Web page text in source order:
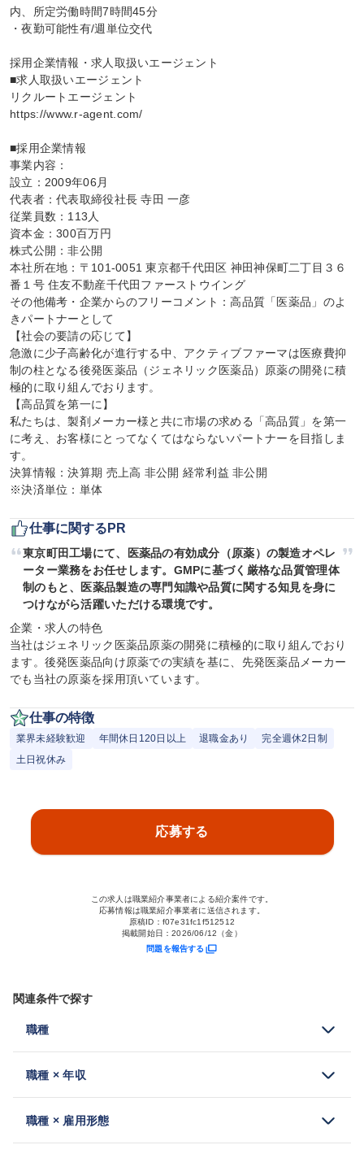
内、所定労働時間7時間45分
・夜勤可能性有/週単位交代
採用企業情報・求人取扱いエージェント
■求人取扱いエージェント
リクルートエージェント
https://www.r-agent.com/
■採用企業情報
事業内容：
設立：2009年06月
代表者：代表取締役社長 寺田 一彦
従業員数：113人
資本金：300百万円
株式公開：非公開
本社所在地：〒101-0051 東京都千代田区 神田神保町二丁目３６
番１号 住友不動産千代田ファーストウイング
その他備考・企業からのフリーコメント：高品質「医薬品」のよ
きパートナーとして
【社会の要請の応じて】
急激に少子高齢化が進行する中、アクティブファーマは医療費抑
制の柱となる後発医薬品（ジェネリック医薬品）原薬の開発に積
極的に取り組んでおります。
【高品質を第一に】
私たちは、製剤メーカー様と共に市場の求める「高品質」を第一
に考え、お客様にとってなくてはならないパートナーを目指しま
す。
決算情報：決算期 売上高 非公開 経常利益 非公開
※決済単位：単体
仕事に関するPR
東京町田工場にて、医薬品の有効成分（原薬）の製造オペレ
ーター業務をお任せします。GMPに基づく厳格な品質管理体
制のもと、医薬品製造の専門知識や品質に関する知見を身に
つけながら活躍いただける環境です。
企業・求人の特色
当社はジェネリック医薬品原薬の開発に積極的に取り組んでおり
ます。後発医薬品向け原薬での実績を基に、先発医薬品メーカー
でも当社の原薬を採用頂いています。
仕事の特徴
業界未経験歓迎 年間休日120日以上 退職金あり
完全週休2日制
土日祝休み
応募する
この求人は職業紹介事業者による紹介案件です。
応募情報は職業紹介事業者に送信されます。
原稿ID： f07e31fc1f512512
掲載開始日：2026/06/12（金）
問題を報告する
関連条件で探す
職種
職種 × 年収
職種 × 雇用形態